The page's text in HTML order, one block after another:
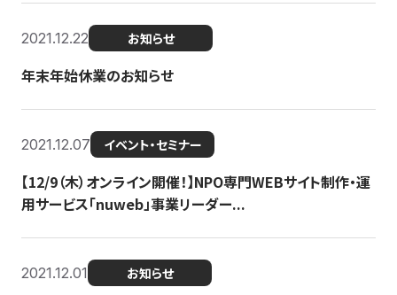
2021.12.22 お知らせ
年末年始休業のお知らせ
2021.12.07 イベント・セミナー
【12/9（木）オンライン開催！】NPO専門WEBサイト制作・運
用サービス「nuweb」事業リーダー...
2021.12.01 お知らせ